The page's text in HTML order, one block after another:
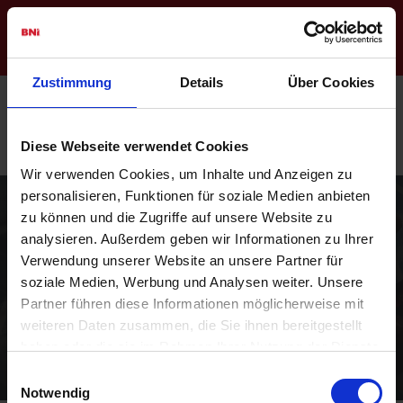
Zustimmung Details Über Cookies
Diese Webseite verwendet Cookies
Wir verwenden Cookies, um Inhalte und Anzeigen zu
personalisieren, Funktionen für soziale Medien anbieten
zu können und die Zugriffe auf unsere Website zu
analysieren. Außerdem geben wir Informationen zu Ihrer
Verwendung unserer Website an unsere Partner für
soziale Medien, Werbung und Analysen weiter. Unsere
Partner führen diese Informationen möglicherweise mit
weiteren Daten zusammen, die Sie ihnen bereitgestellt
Notwendig
Regionswebseite
Login
BNI - Das weltweit führende
Netzwerk für Kontakte,
Empfehlungen und Umsätze